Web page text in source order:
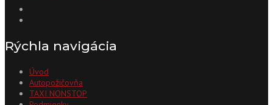
Rýchla navigácia
Úvod
Autopožičovňa
TAXI NONSTOP